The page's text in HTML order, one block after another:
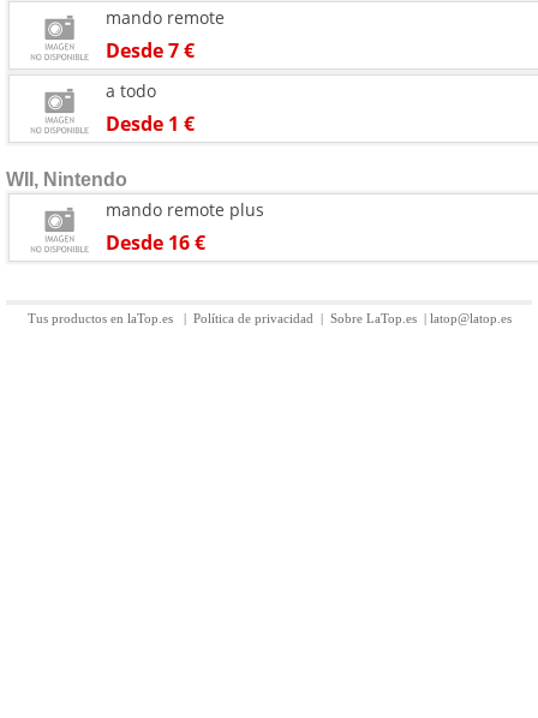
Desde 7 €
mando remote
Desde 1 €
a todo
WII, Nintendo
Desde 16 €
mando remote plus
Tus productos en laTop.es | Política de privacidad | Sobre LaTop.es| latop@latop.es